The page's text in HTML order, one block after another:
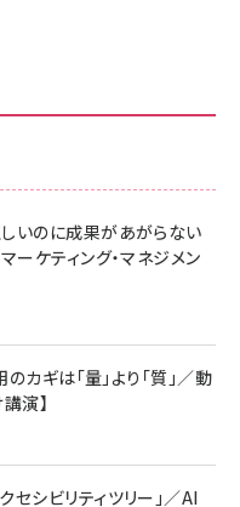
06/24号 No.2500増刊
[王道エンタメの矜持／
07/08号 No.2502[2026
億貯めた株式投資
る ルールのデザイン
ー保証5年 KLMEA128G
ム iPhone 17 用 保護フィ
Phone17 (6.3インチ) 対応
クティブノイズキャンセリ
ー保証5年 KLMEA128G
ド - Amazonロゴ - クラ
Flow USB-C & USB-C
ミッドナイトブラック)
いのに成果があがらない
ーケティング・マネジメン
ギは「量」より「質」／動
演】
セシビリティツリー」／AI